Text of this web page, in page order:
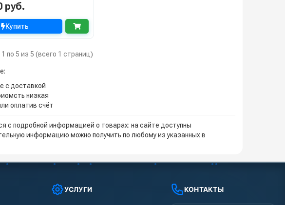
руб.
Купить
по 5 из 5 (всего 1 страниц)
с доставкой
низкая
оплатив счёт
с подробной информацией о товарах: на сайте доступны
информацию можно получить по любому из указанных в
УСЛУГИ КОНТАКТЫ